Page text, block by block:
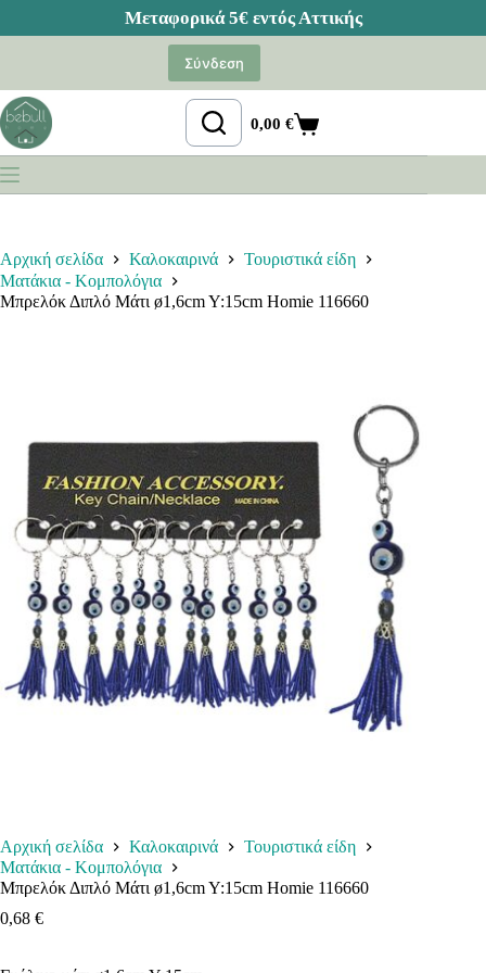
Σύνδεση
Καλάθι
Αγορών
0,00€
Αρχική σελίδα Καλοκαιρινά
Τουριστικά είδη
Ματάκια - Κομπολόγια
Μπρελόκ Διπλό Μάτι ø1,6cm Y:15cm Homie 116660
Αρχική σελίδα Καλοκαιρινά
Τουριστικά είδη
Ματάκια - Κομπολόγια
Μπρελόκ Διπλό Μάτι ø1,6cm Y:15cm Homie 116660
0,68 €